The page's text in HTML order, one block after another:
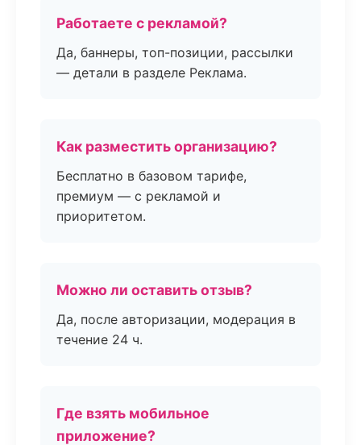
Работаете с рекламой?
Да, баннеры, топ-позиции, рассылки
— детали в разделе Реклама.
Как разместить организацию?
Бесплатно в базовом тарифе,
премиум — с рекламой и
приоритетом.
Можно ли оставить отзыв?
Да, после авторизации, модерация в
течение 24 ч.
Где взять мобильное
приложение?